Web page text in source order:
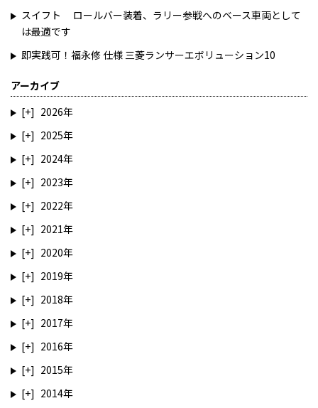
スイフト ロールバー装着、ラリー参戦へのベース車両として
は最適です
即実践可！福永修 仕様 三菱ランサーエボリューション10
アーカイブ
2026
2025
2024
2023
2022
2021
2020
2019
2018
2017
2016
2015
2014